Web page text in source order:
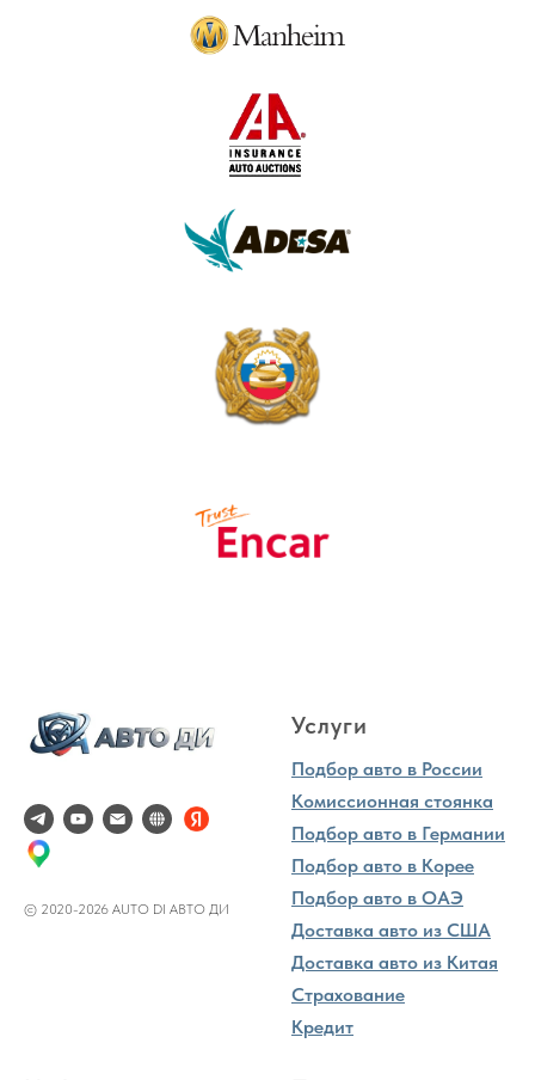
© 2020-2026 AUTO DI АВТО ДИ
Услуги
Подбор авто в России
Комиссионная стоянка
Подбор авто в Германии
Подбор авто в Корее
Подбор авто в ОАЭ
Доставка авто из США
Доставка авто из Китая
Страхование
Кредит